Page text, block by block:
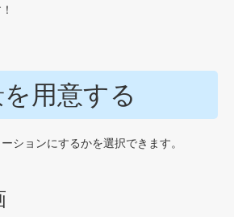
を用意する
ションにするかを選択できます。